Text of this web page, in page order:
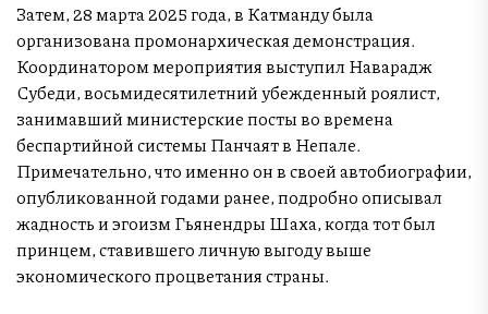
Затем, 28 марта 2025 года, в Катманду была
организована промонархическая демонстрация.
Координатором мероприятия выступил Наварадж
Субеди, восьмидесятилетний убежденный роялист,
занимавший министерские посты во времена
беспартийной системы Панчаят в Непале.
Примечательно, что именно он в своей автобиографии,
опубликованной годами ранее, подробно описывал
жадность и эгоизм Гьянендры Шаха, когда тот был
принцем, ставившего личную выгоду выше
экономического процветания страны.